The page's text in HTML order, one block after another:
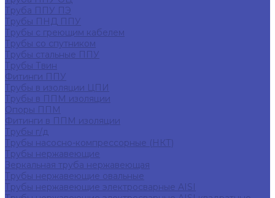
Труба ППУ ПЭ
Трубы ПНД ППУ
Трубы с греющим кабелем
Трубы со спутником
Трубы стальные ППУ
Трубы Твин
Фитинги ППУ
Трубы в изоляции ЦПИ
Трубы в ППМ изоляции
Опоры ППМ
Фитинги в ППМ изоляции
Трубы г/д
Трубы насосно-компрессорные (НКТ)
Трубы нержавеющие
Зеркальная труба нержавеющая
Трубы нержавеющие овальные
Трубы нержавеющие электросварные AISI